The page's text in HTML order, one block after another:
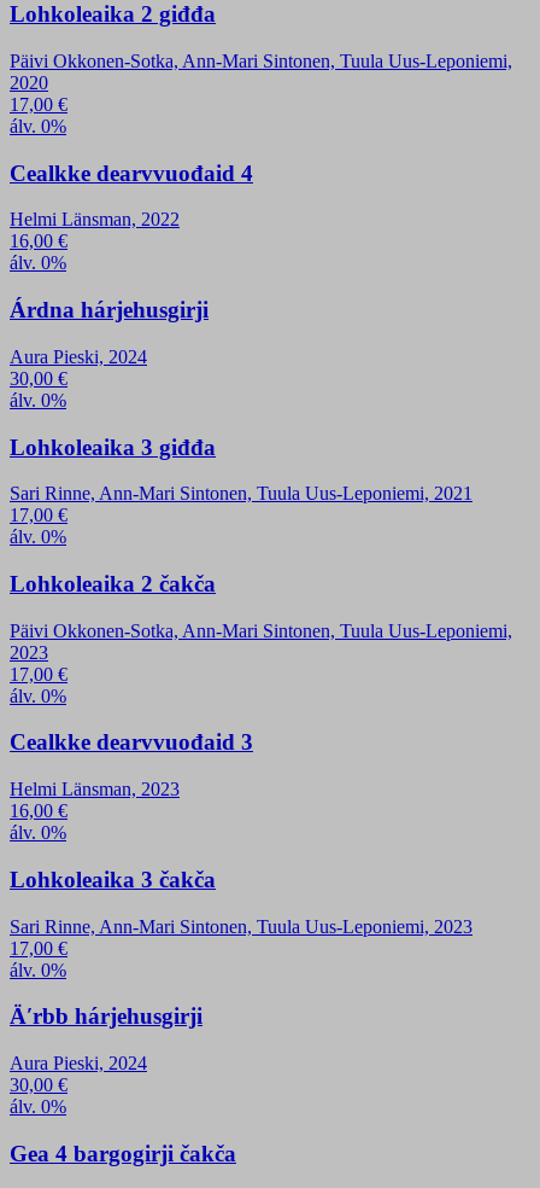
Lohkoleaika 2 giđđa
Päivi Okkonen-Sotka, Ann-Mari Sintonen, Tuula Uus-Leponiemi,
2020
17,00 €
álv. 0%
Cealkke dearvvuođaid 4
Helmi Länsman, 2022
16,00 €
álv. 0%
Árdna hárjehusgirji
Aura Pieski, 2024
30,00 €
álv. 0%
Lohkoleaika 3 giđđa
Sari Rinne, Ann-Mari Sintonen, Tuula Uus-Leponiemi, 2021
17,00 €
álv. 0%
Lohkoleaika 2 čakča
Päivi Okkonen-Sotka, Ann-Mari Sintonen, Tuula Uus-Leponiemi,
2023
17,00 €
álv. 0%
Cealkke dearvvuođaid 3
Helmi Länsman, 2023
16,00 €
álv. 0%
Lohkoleaika 3 čakča
Sari Rinne, Ann-Mari Sintonen, Tuula Uus-Leponiemi, 2023
17,00 €
álv. 0%
Äʹrbb hárjehusgirji
Aura Pieski, 2024
30,00 €
álv. 0%
Gea 4 bargogirji čakča